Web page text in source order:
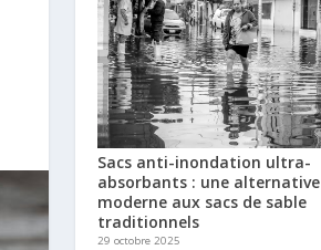
Sacs anti-inondation ultra-
absorbants : une alternative
moderne aux sacs de sable
traditionnels
29 octobre 2025